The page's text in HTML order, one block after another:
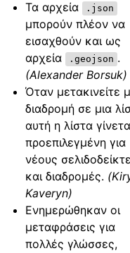
Τα αρχεία .json
μπορούν πλέον να
εισαχθούν και ως
αρχεία
.geojson .
(Alexander Borsuk)
Όταν μετακινείτε
διαδρομή σε μια
αυτή η λίστα
προεπιλεγμένη για
νέους
και διαδρομές.
Kaveryn)
Ενημερώθηκαν οι
μεταφράσεις για
πολλές γλώσσες,